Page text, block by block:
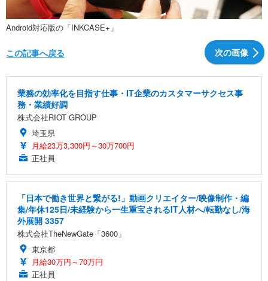
Android対応版の「INKCASE+」
次の画像
この記事へ戻る
業務の効率化を目指す仕事・IT企業のカスタマーサクセス事
務・業績好調
株式会社RIOT GROUP
埼玉県
月給23万3,300円～30万700円
正社員
「日本で働き世界と繋がる!」動画クリエイター/映像制作・編
集/年休125日/未経験から一生重宝されるIT人材へ/転勤なし/海
外展開 3357
株式会社TheNewGate「3600」
東京都
月給30万円～70万円
正社員